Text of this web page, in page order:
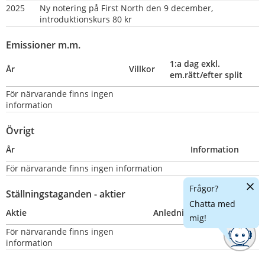
2025
Ny notering på First North den 9 december,
introduktionskurs 80 kr
Emissioner m.m.
År Villkor
1:a dag exkl.
em.rätt/efter split
För närvarande finns ingen
information
Övrigt
År
Information
För närvarande finns ingen information
Ställningstaganden - aktier
Aktie Anledning
För närvarande finns ingen
information
Frågor?
Chatta med
mig!
Dölj